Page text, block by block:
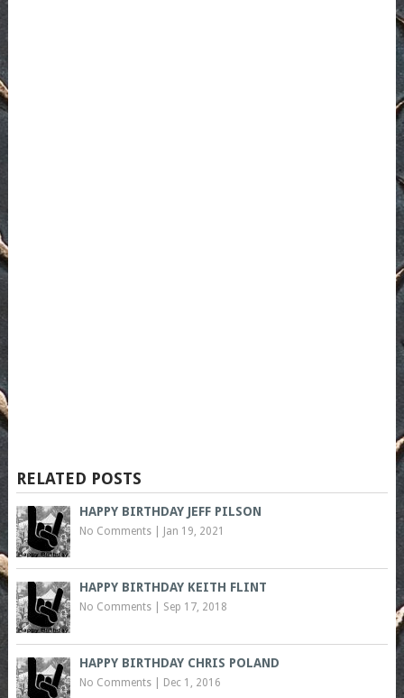
RELATED POSTS
HAPPY BIRTHDAY JEFF PILSON
No Comments| Jan 19, 2021
HAPPY BIRTHDAY KEITH FLINT
No Comments| Sep 17, 2018
HAPPY BIRTHDAY CHRIS POLAND
No Comments| Dec 1, 2016